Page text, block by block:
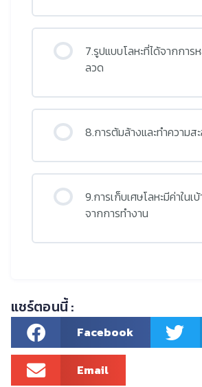
7.รูปแบบโลหะที่ได้จากกา
ลวด
8.การต้มล้างและทำความส
9.การเก็บเศษโลหะมีค่าในเ
จากการทำงาน
แชร์ตอนนี้ :
Facebook
Email